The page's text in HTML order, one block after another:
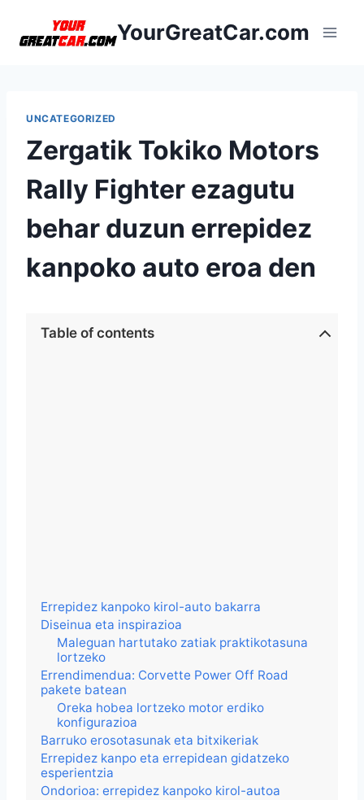
YourGreatCar.com
UNCATEGORIZED
Zergatik Tokiko Motors
Rally Fighter ezagutu
behar duzun errepidez
kanpoko auto eroa den
Table of contents
Errepidez kanpoko kirol-auto bakarra
Diseinua eta inspirazioa
Maleguan hartutako zatiak praktikotasuna
lortzeko
Errendimendua: Corvette Power Off Road
pakete batean
Oreka hobea lortzeko motor erdiko
konfigurazioa
Barruko erosotasunak eta bitxikeriak
Errepidez kanpo eta errepidean gidatzeko
esperientzia
Ondorioa: errepidez kanpoko kirol-autoa